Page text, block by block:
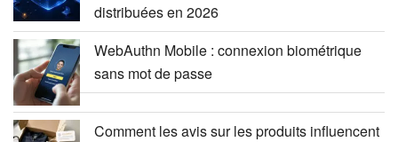
distribuées en 2026
WebAuthn Mobile : connexion biométrique
sans mot de passe
Comment les avis sur les produits influencent